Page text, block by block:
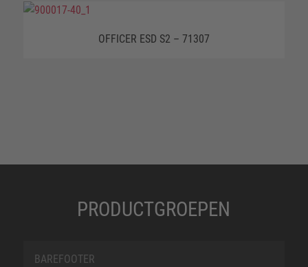
OFFICER ESD S2 – 71307
PRODUCTGROEPEN
BAREFOOTER